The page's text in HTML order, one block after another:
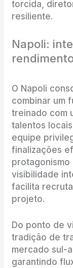
torcida,
resiliente.
Napoli:
O Napoli
combinar um
treinado com
talentos
equipe
finalizações
visibilidade
facilita
projeto.
Do ponto de
tradição de
mercado sul-
garantindo